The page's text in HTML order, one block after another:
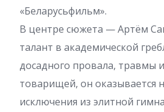
«Беларусьфильм».
В центре сюжета — Артём
талант в академической
досадного провала, травмы
товарищей, он оказывается
исключения из элитной